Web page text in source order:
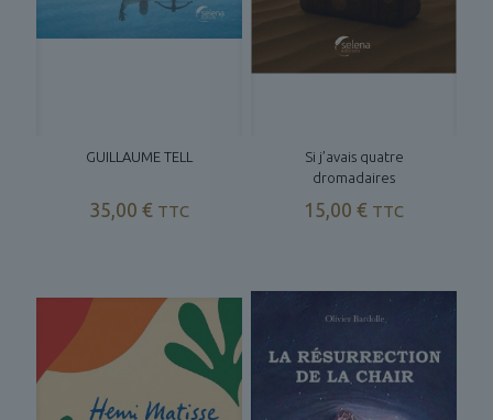
GUILLAUME TELL
35,00 € TTC
Si j’avais quatre
dromadaires
15,00 € TTC